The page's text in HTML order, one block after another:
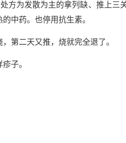
方为发散为主的拿列缺、推上三
中药。也停用抗生素。
第二天又推，烧就完全退了。
子。